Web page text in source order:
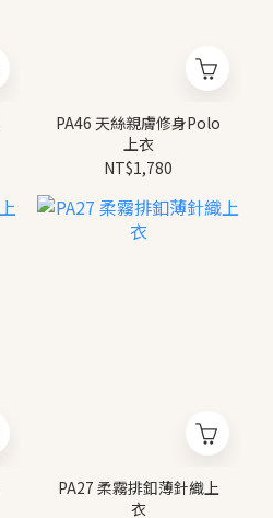
PA46 天絲親膚修身Polo
上衣
NT$1,780
PA27 柔霧排釦薄針織上
衣